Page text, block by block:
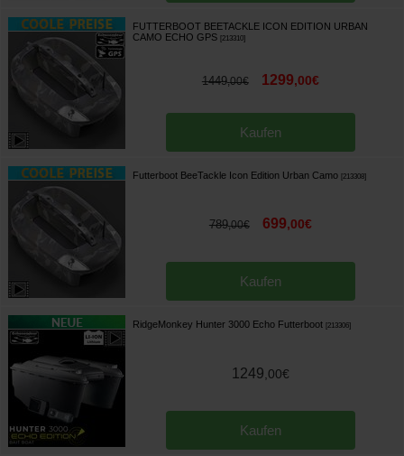
FUTTERBOOT BEETACKLE ICON EDITION URBAN
CAMO ECHO GPS
213310]
1449,00€ 1299,00€
Kaufen
Futterboot BeeTackle Icon Edition Urban Camo 213308]
789,00€ 699,00€
Kaufen
RidgeMonkey Hunter 3000 Echo Futterboot 213306]
1249 00€
Kaufen